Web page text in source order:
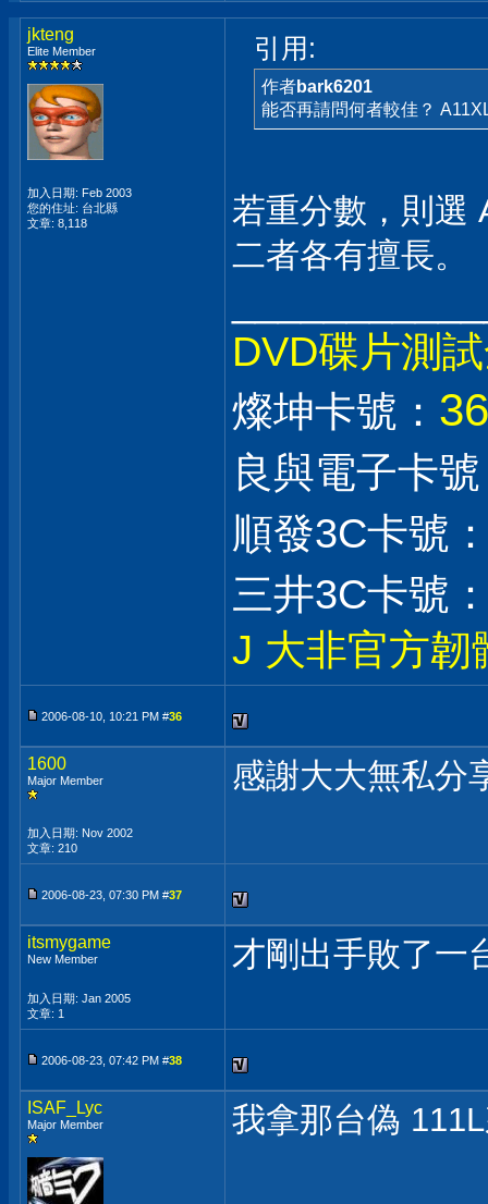
jkteng
Elite Member
加入日期: Feb 2003
您的住址: 台北縣
文章: 8,118
引用:
作者bark6201
能否再請問何者較佳？
若重分數，則選
二者各有擅長。
DVD碟片測
燦坤卡號：
良與電子卡
順發3C卡號
三井3C卡號
J 大非官方韌
2006-08-10, 10:21 PM #36
1600
Major Member
加入日期: Nov 2002
文章: 210
感謝大大無私分
2006-08-23, 07:30 PM #37
itsmygame
New Member
加入日期: Jan 2005
文章: 1
才剛出手敗了一
2006-08-23, 07:42 PM #38
ISAF_Lyc
Major Member 我拿那台偽